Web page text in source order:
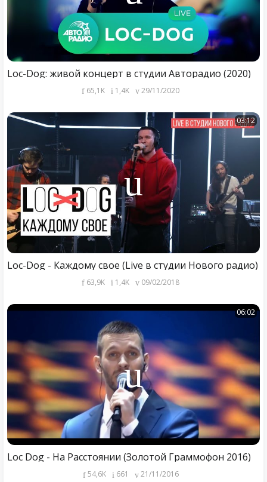
Loc-Dog: живой концерт в студии Авторадио (2020)
65,1K 1,4K 29/11/2020
03:12
Loc-Dog - Каждому свое (Live в студии Нового радио)
63,9K 1,4K 09/02/2018
06:02
Loc Dog - На Расстоянии (Золотой Граммофон 2016)
54,6K 661 21/11/2016